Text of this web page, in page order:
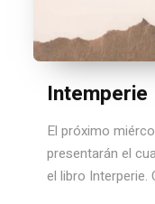
Intemperie
El próximo
presentarán el
el libro Interperie.